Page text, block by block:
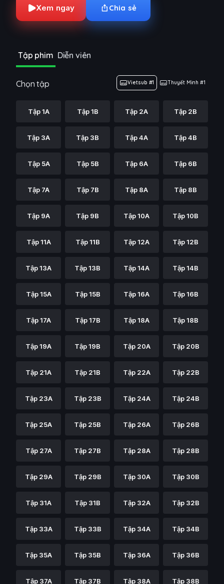
Xem ngay Chia sẻ
Tập phim Diễn viên
Chọn tập Vietsub #1 Thuyết Minh #1
Tập 1A Tập 1B Tập 2A Tập 2B
Tập 3A Tập 3B Tập 4A Tập 4B
Tập 5A Tập 5B Tập 6A Tập 6B
Tập 7A Tập 7B Tập 8A Tập 8B
Tập 9A Tập 9B Tập 10A Tập 10B
Tập 11A Tập 11B Tập 12A Tập 12B
Tập 13A Tập 13B Tập 14A Tập 14B
Tập 15A Tập 15B Tập 16A Tập 16B
Tập 17A Tập 17B Tập 18A Tập 18B
Tập 19A Tập 19B Tập 20A Tập 20B
Tập 21A Tập 21B Tập 22A Tập 22B
Tập 23A Tập 23B Tập 24A Tập 24B
Tập 25A Tập 25B Tập 26A Tập 26B
Tập 27A Tập 27B Tập 28A Tập 28B
Tập 29A Tập 29B Tập 30A Tập 30B
Tập 31A Tập 31B Tập 32A Tập 32B
Tập 33A Tập 33B Tập 34A Tập 34B
Tập 35A Tập 35B Tập 36A Tập 36B
Tập 37A Tập 37B Tập 38A Tập 38B